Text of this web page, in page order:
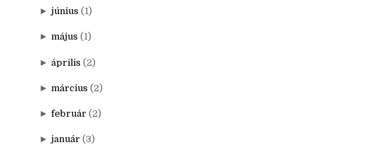
► augusztus
► július (1)
► június (1)
► május (1)
► április (2)
► március (2)